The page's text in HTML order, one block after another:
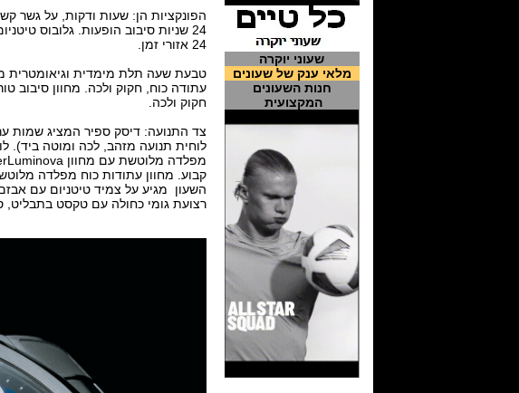
שעוני יוקרה
מלאי ענק של שעונים
חנות השעונים
המקצועית
24 אזורי זמן.
חקוק ולכה.
לוחית תנועה מזהב, לכה ומוטה ביד).
קבוע. מחוון עתודות כוח מפלדה מלוטשת. אלומיניום 24
השעון מגיע על צמיד טיטניום עם אבזם
רצועת גומי כחולה עם טקסט בתבליט,